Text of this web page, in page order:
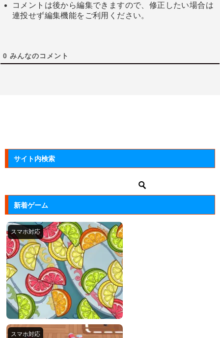
コメントは後から編集できますので、修正したい場合は
連投せず編集機能をご利用ください。
0 みんなのコメント
サイト内検索
新着ゲーム